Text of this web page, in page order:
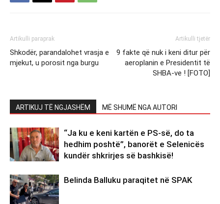
Artikulli paraprak
Shkodër, parandalohet vrasja e
mjekut, u porosit nga burgu
Artikulli tjetër
9 fakte që nuk i keni ditur për
aeroplanin e Presidentit të
SHBA-ve ! [FOTO]
ARTIKUJ TË NGJASHËM MË SHUMË NGA AUTORI
“Ja ku e keni kartën e PS-së, do ta
hedhim poshtë”, banorët e Selenicës
kundër shkrirjes së bashkisë!
Belinda Balluku paraqitet në SPAK